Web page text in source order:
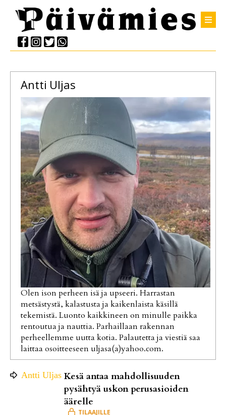
Antti Uljas
Olen ison perheen isä ja upseeri. Harrastan
metsästystä, kalastusta ja kaikenlaista käsillä
tekemistä. Luonto kaikkineen on minulle paikka
rentoutua ja nauttia. Parhaillaan rakennan
perheellemme uutta kotia. Palautetta ja viestiä saa
laittaa osoitteeseen uljasa(a)yahoo.com.
Antti Uljas Kesä antaa mahdollisuuden
pysähtyä uskon perusasioiden
äärelle